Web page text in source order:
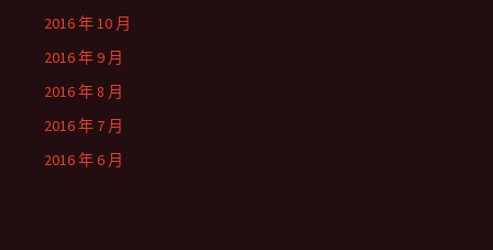
2016 年 10 月
2016 年 9 月
2016 年 8 月
2016 年 7 月
2016 年 6 月